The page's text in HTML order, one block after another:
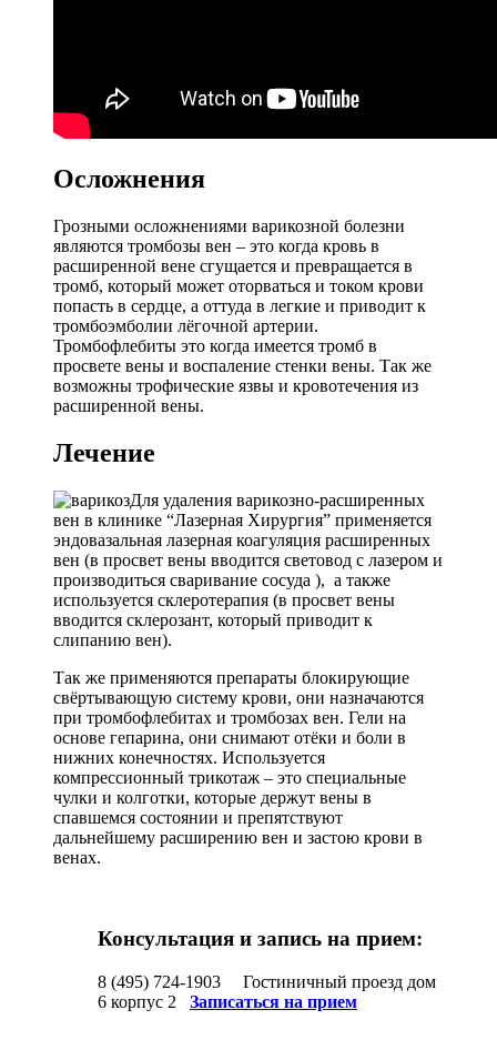
Осложнения
Грозными осложнениями варикозной болезни
являются тромбозы вен – это когда кровь в
расширенной вене сгущается и превращается в
тромб, который может оторваться и током крови
попасть в сердце, а оттуда в легкие и приводит к
тромбоэмболии лёгочной артерии.
Тромбофлебиты это когда имеется тромб в
просвете вены и воспаление стенки вены. Так же
возможны трофические язвы и кровотечения из
расширенной вены.
Лечение
Для удаления варикозно-расширенных
вен в клинике “Лазерная Хирургия” применяется
эндовазальная лазерная коагуляция расширенных
вен (в просвет вены вводится световод с лазером и
производиться сваривание сосуда ), а также
используется склеротерапия (в просвет вены
вводится склерозант, который приводит к
слипанию вен).
Так же применяются препараты блокирующие
свёртывающую систему крови, они назначаются
при тромбофлебитах и тромбозах вен. Гели на
основе гепарина, они снимают отёки и боли в
нижних конечностях. Используется
компрессионный трикотаж – это специальные
чулки и колготки, которые держут вены в
спавшемся состоянии и препятствуют
дальнейшему расширению вен и застою крови в
венах.
Консультация и запись на прием:
8 (495) 724-1903 Гостиничный проезд дом
6 корпус 2 Записаться на прием